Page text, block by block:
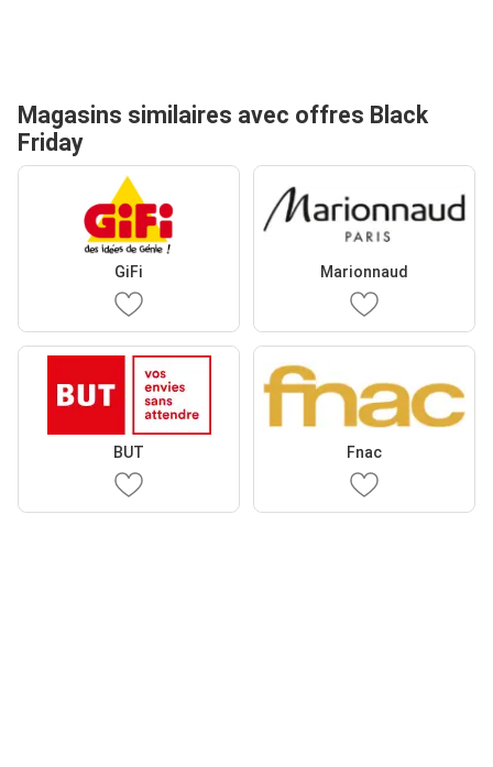
Magasins similaires avec offres Black
Friday
GiFi Marionnaud
BUT Fnac